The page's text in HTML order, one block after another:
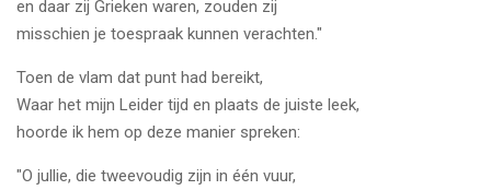
en daar zij Grieken waren, zouden zij
misschien je toespraak kunnen verachten."
Toen de vlam dat punt had bereikt,
Waar het mijn Leider tijd en plaats de juiste leek,
hoorde ik hem op deze manier spreken:
"O jullie, die tweevoudig zijn in één vuur,